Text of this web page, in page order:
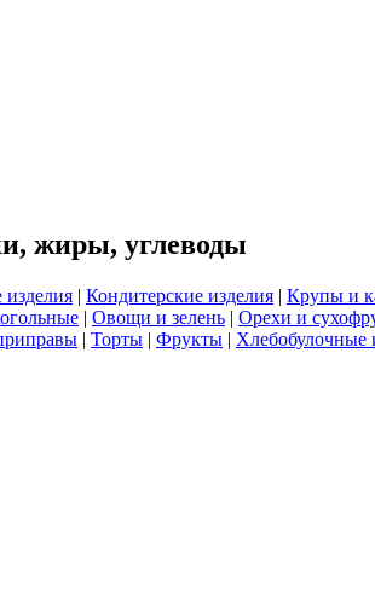
жиры, углеводы
| Кондитерские изделия | Крупы и
| Овощи и зелень | Орехи и
| Торты | Фрукты | Хлебобулочные